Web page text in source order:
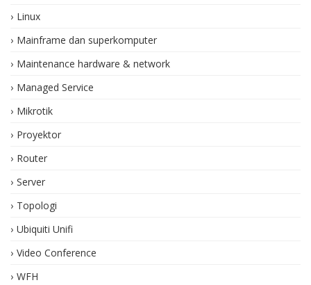
Linux
Mainframe dan superkomputer
Maintenance hardware & network
Managed Service
Mikrotik
Proyektor
Router
Server
Topologi
Ubiquiti Unifi
Video Conference
WFH